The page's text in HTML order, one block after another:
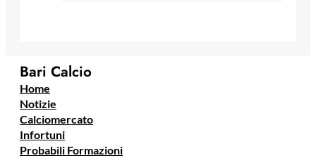
Bari Calcio
Home
Notizie
Calciomercato
Infortuni
Probabili Formazioni